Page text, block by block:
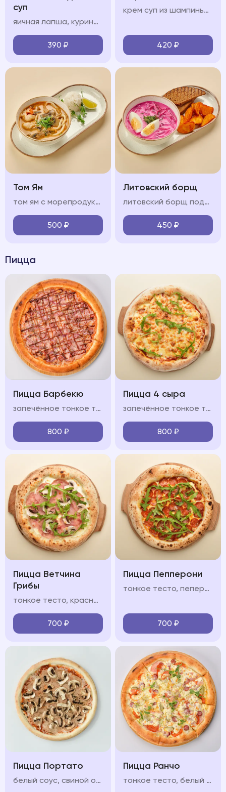
суп
яичная лапша, куриный бульон, филе цыпленка, куриное яйцо, зелень
390 ₽
крем суп из шампиньонов, сливки, чеснок, ухарики
420 ₽
Том Ям
том ям с морепродуктами на кокосовом молоке с кальмарами, креветкой, мидиями, грибами шиитаке и шампиньонами, подается с рисом
500 ₽
Литовский борщ
литовский борщ подается картофелем спайс и черным хлебом
450 ₽
Пицца
Пицца Барбекю
запечённое тонкое тесто, свиной окорок, охотничьи колбасками, бекон, лук красный, фирменный соус "BBQ", моцарелла, красный соус
800 ₽
Пицца 4 сыра
запечённое тонкое тесто, сыр моцарелла, пармезан, горгонзола, доблю, фирменный соус, оливковое масло
800 ₽
Пицца Ветчина
Грибы
тонкое тесто, красный/белый соус, ветчина, шампиньоны, моцарелла, руккола, пармезан
700 ₽
Пицца Пепперони
тонкое тесто, пеперони, салями, соус из томатов, моцарелла, руккола, пармезан
700 ₽
Пицца Портато
белый соус, свиной окорок, охотничьи колбаски, бекон сырокопчёный, моцарелла, красный лук, соус барбекю
Пицца Ранчо
тонкое тесто, белый соус, ветчина, охотничьи колбаски, салями, моцарелла, красный лук, яйцо